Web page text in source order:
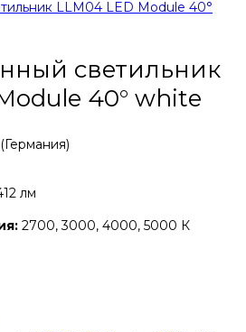
светильник
40° white
лм
2700, 3000, 4000, 5000 К